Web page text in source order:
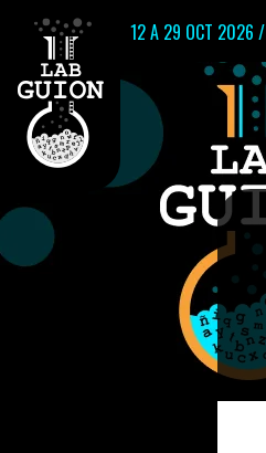
12 A 29 OCT 2026 /